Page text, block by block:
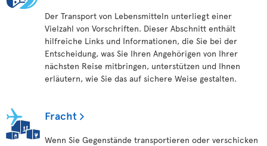
Der Transport von Lebensmitteln unterliegt einer
Vielzahl von Vorschriften. Dieser Abschnitt enthält
hilfreiche Links und Informationen, die Sie bei der
Entscheidung, was Sie Ihren Angehörigen von Ihrer
nächsten Reise mitbringen, unterstützen und Ihnen
erläutern, wie Sie das auf sichere Weise gestalten.
Fracht
Wenn Sie Gegenstände transportieren oder verschicken